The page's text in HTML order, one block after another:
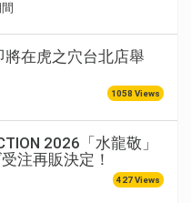
將在虎之穴台北店舉
1058 Views
2026「水龍敬」
注再販決定！
427 Views